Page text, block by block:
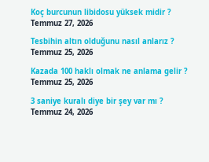
Koç burcunun libidosu yüksek midir ?
Temmuz 27, 2026
Tesbihin altın olduğunu nasıl anlarız ?
Temmuz 25, 2026
Kazada 100 haklı olmak ne anlama gelir ?
Temmuz 25, 2026
3 saniye kuralı diye bir şey var mı ?
Temmuz 24, 2026